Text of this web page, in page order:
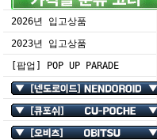
2026년 입고상품
2023년 입고상품
[팝업] POP UP PARADE